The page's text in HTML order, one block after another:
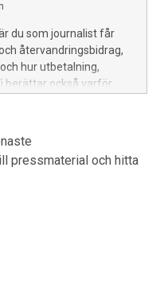
du som journalist får
återvandringsbidrag,
hur utbetalning,
berättar också varför
att ställa frågor till
pressmaterial och hitta